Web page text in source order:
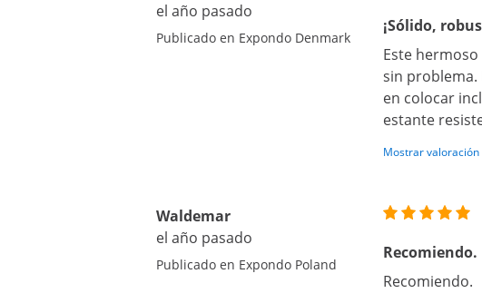
el año pasado
Publicado en Expondo Denmark
¡Sólido,
Este
sin problema.
en colocar
estante
Mostrar
Waldemar
el año pasado
Publicado en Expondo Poland
Recomiendo.
Recomiendo.